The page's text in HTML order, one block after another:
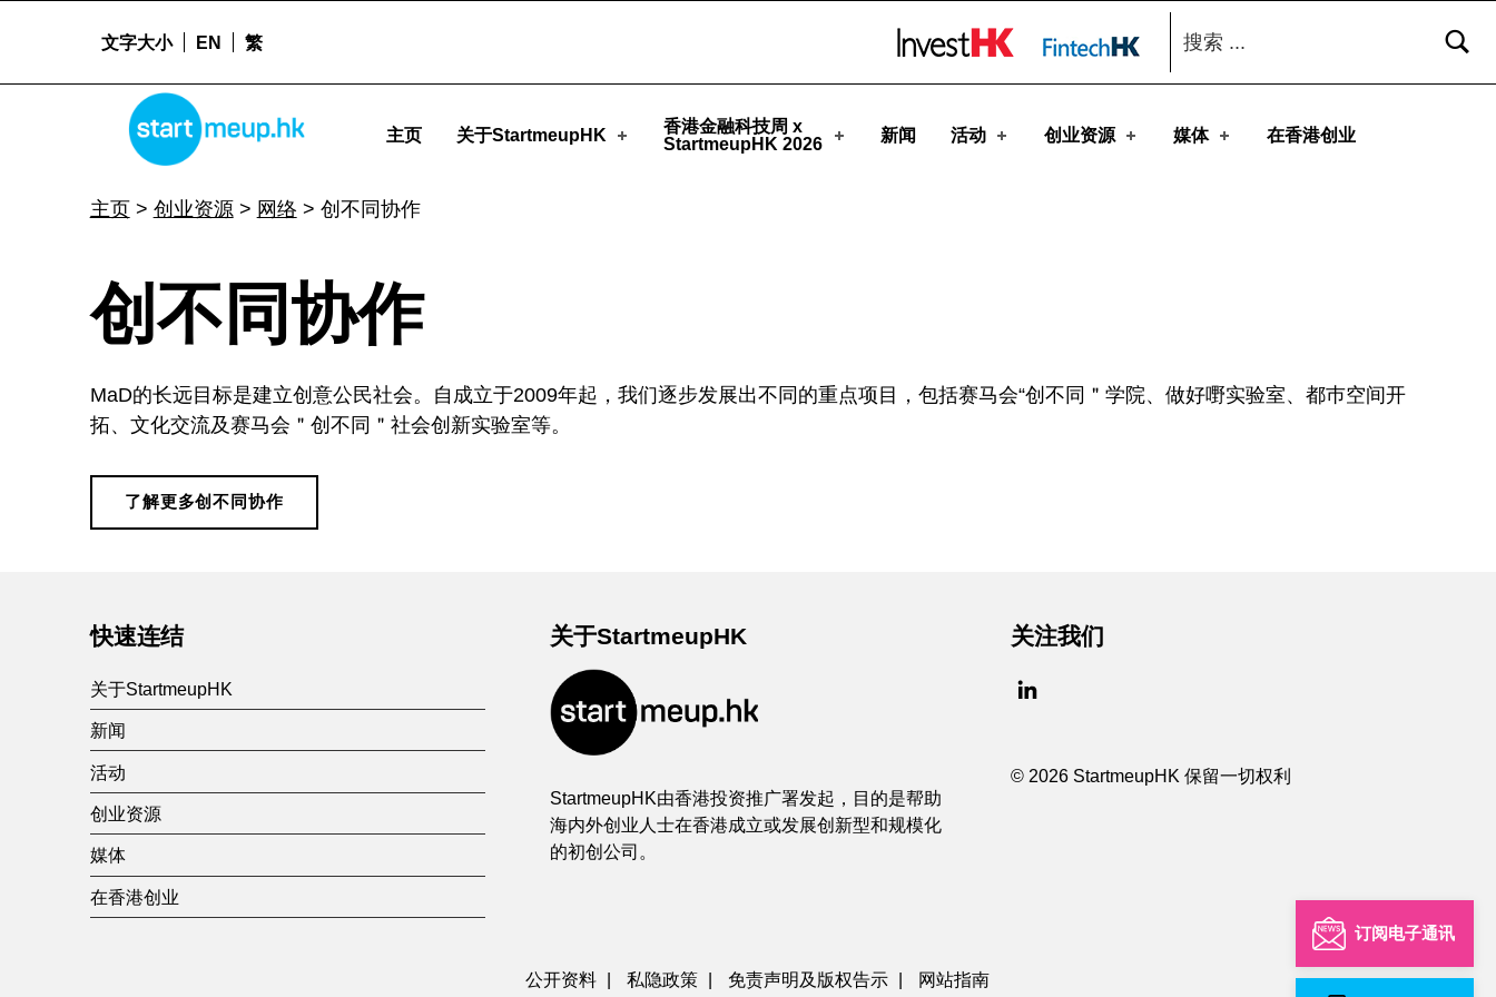
订阅电子通讯
创不同协作 - StartmeupHK
STARTMEUPHK
主页 关于StartmeupHK
香港金融科技周 x
StartmeupHK 2026
新闻 活动 创业资源 媒体 在香港创业
文字大小 EN 繁
搜索：
主页> 创业资源> 网络 > 创不同协作
创
不
同
协
创不同协作
MaD的长远目标是建立创意公民社会。自成立于2009年起，我们逐步发展出不同的重点项目，包括赛马会“创不同＂学院、做好嘢实验室、都巿空间开
拓、文化交流及赛马会＂创不同＂社会创新实验室等。
了解更多创不同协作
Skip back to main navigation
快速连结
关于StartmeupHK
新闻
活动
创业资源
媒体
在香港创业
关于StartmeupHK
StartmeupHK由香港投资推广署发起，目的是帮助
海内外创业人士在香港成立或发展创新型和规模化
的初创公司。
关注我们
© 2026 StartmeupHK 保留一切权利
公开资料 | 私隐政策 | 免责声明及版权告示 | 网站指南